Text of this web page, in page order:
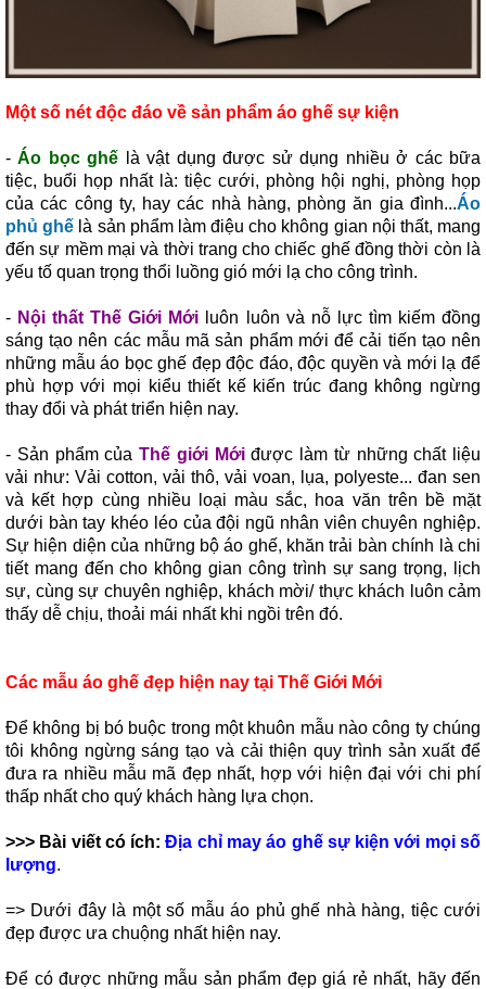
Một số nét độc đáo về sản phẩm áo ghế sự kiện
-Áo bọc ghế
là vật dụng được sử dụng nhiều ở các bữa
tiệc, buổi họp nhất là: tiệc cưới, phòng hội nghị, phòng họp
của các công ty, hay các nhà hàng, phòng ăn gia đình...Áo
phủ ghế là sản phẩm làm điệu cho không gian nội thất, mang
đến sự mềm mại và thời trang cho chiếc ghế đồng thời còn là
yếu tố quan trọng thổi luồng gió mới lạ cho công trình.
- Nội thất Thế Giới Mới
luôn luôn và nỗ lực tìm kiếm đồng
sáng tạo nên các mẫu mã sản phẩm mới để cải tiến tạo nên
những mẫu áo bọc ghế đẹp độc đáo, độc quyền và mới lạ để
phù hợp với mọi kiểu thiết kế kiến trúc đang không ngừng
thay đổi và phát triển hiện nay.
- Sản phẩm của Thế giới Mớiđược làm từ những chất liệu
vải như: Vải cotton, vải thô, vải voan, lụa, polyeste... đan sen
và kết hợp cùng nhiều loại màu sắc, hoa văn trên bề mặt
dưới bàn tay khéo léo của đội ngũ nhân viên chuyên nghiệp.
Sự hiện diện của những bộ áo ghế, khăn trải bàn chính là chi
tiết mang đến cho không gian công trình sự sang trọng, lịch
sự, cùng sự chuyên nghiệp, khách mời/ thực khách luôn cảm
thấy dễ chịu, thoải mái nhất khi ngồi trên đó.
Các mẫu áo ghế đẹp hiện nay tại Thế Giới Mới
Để không bị bó buộc trong một khuôn mẫu nào công ty chúng
tôi không ngừng sáng tạo và cải thiện quy trình sản xuất để
đưa ra nhiều mẫu mã đẹp nhất, hợp với hiện đại với chi phí
thấp nhất cho quý khách hàng lựa chọn.
>>> Bài viết có ích: Địa chỉ may áo ghế sự kiện với mọi số
lượng.
=> Dưới đây là một số mẫu áo phủ ghế nhà hàng, tiệc cưới
đẹp được ưa chuộng nhất hiện nay.
Để có được những mẫu sản phẩm đẹp giá rẻ nhất, hãy đến